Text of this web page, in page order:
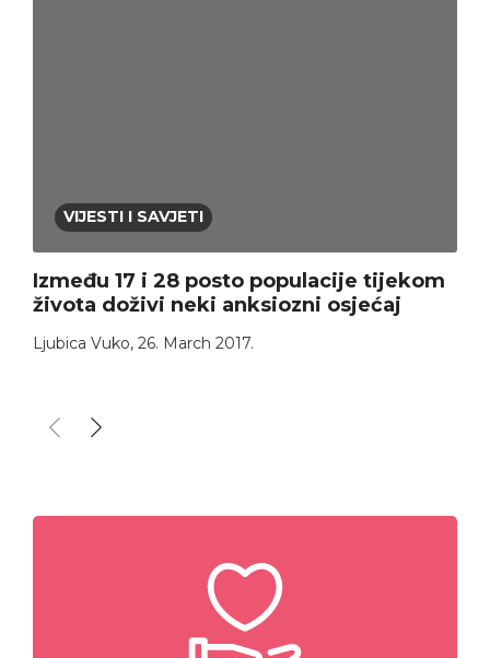
VIJESTI I SAVJETI
Između 17 i 28 posto populacije tijekom
života doživi neki anksiozni osjećaj
Ljubica Vuko, 26. March 2017.